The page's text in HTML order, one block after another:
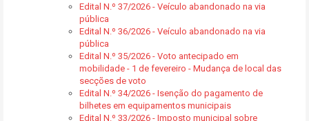
Edital N.º 37/2026 - Veículo abandonado na via
pública
Edital N.º 36/2026 - Veículo abandonado na via
pública
Edital N.º 35/2026 - Voto antecipado em
mobilidade - 1 de fevereiro - Mudança de local das
secções de voto
Edital N.º 34/2026 - Isenção do pagamento de
bilhetes em equipamentos municipais
Edital N.º 33/2026 - Imposto municipal sobre